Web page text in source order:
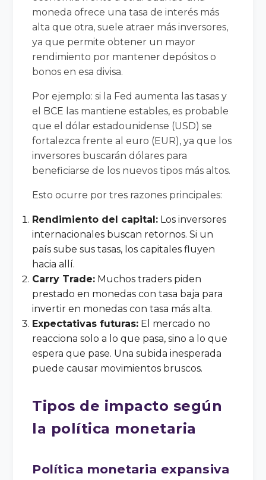
moneda ofrece una tasa de interés más
alta que otra, suele atraer más inversores,
ya que permite obtener un mayor
rendimiento por mantener depósitos o
bonos en esa divisa.
Por ejemplo: si la Fed aumenta las tasas y
el BCE las mantiene estables, es probable
que el dólar estadounidense (USD) se
fortalezca frente al euro (EUR), ya que los
inversores buscarán dólares para
beneficiarse de los nuevos tipos más altos.
Esto ocurre por tres razones principales:
Rendimiento del capital: Los inversores
internacionales buscan retornos. Si un
país sube sus tasas, los capitales fluyen
hacia allí.
Carry Trade: Muchos traders piden
prestado en monedas con tasa baja para
invertir en monedas con tasa más alta.
Expectativas futuras: El mercado no
reacciona solo a lo que pasa, sino a lo que
espera que pase. Una subida inesperada
puede causar movimientos bruscos.
Tipos de impacto según
la política monetaria
Política monetaria expansiva